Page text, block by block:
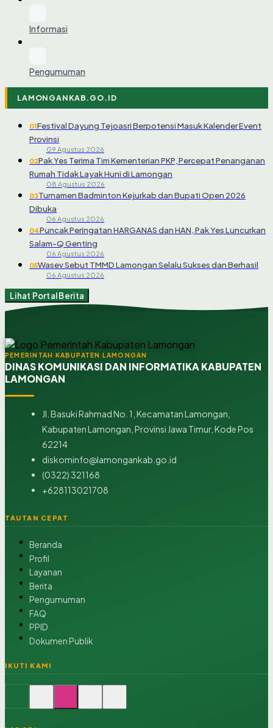
Informasi
Pengumuman
LAMONGANKAB.GO.ID
01Festival Dayung Tejoasri Berpotensi Masuk Kalender Event
Provinsi
09 Agustus 2026
02Pak Yes Terima Tim Kementerian PKP, Percepat Penanganan
Rumah Tidak Layak Huni di Lamongan
08 Agustus 2026
03Turnamen Badminton Kejurkab dan Bupati Open 2026
Dibuka
06 Agustus 2026
04Puncak Peringatan HARGANAS dan HAN, Pak Yes Luncurkan
Salam-Q Genting
06 Agustus 2026
05Wasev Sebut TMMD Lamongan Selalu Sukses dan Berhasil
06 Agustus 2026
Lihat Portal Berita
PEMERINTAH KABUPATEN LAMONGAN
DINAS KOMUNIKASI DAN INFORMATIKA KABUPATEN
LAMONGAN
Jl. Basuki Rahmad No. 1, Kecamatan Lamongan,
Kabupaten Lamongan, Provinsi Jawa Timur, Kode Pos
62214
diskominfo@lamongankab.go.id
(0322) 321168
+628113021708
TAUTAN CEPAT
Beranda
Profil
Layanan
Berita
Pengumuman
FAQ
PPID
Dokumen Publik
IKUTI KAMI